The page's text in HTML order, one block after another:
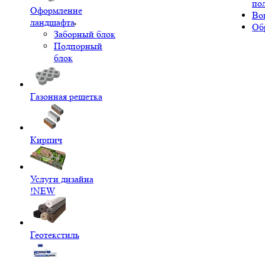
Оформление
ландшафта
Заборный блок
Подпорный
блок
Газонная решетка
Кирпич
Услуги дизайна
!NEW
Геотекстиль